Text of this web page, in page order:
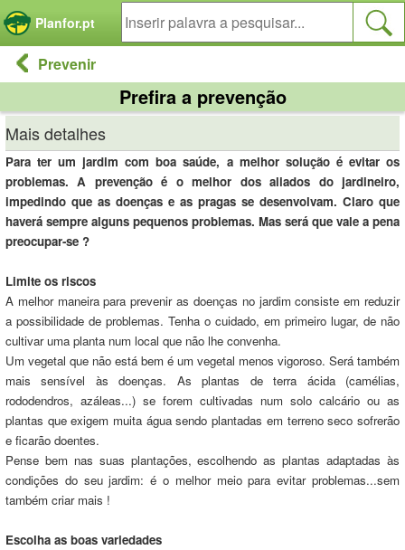
Planfor.pt
Prevenir
Prefira a prevenção
Mais detalhes
Para ter um jardim com boa saúde, a melhor solução é evitar os
problemas. A prevenção é o melhor dos aliados do jardineiro,
impedindo que as doenças e as pragas se desenvolvam. Claro que
haverá sempre alguns pequenos problemas. Mas será que vale a pena
preocupar-se ?
Limite os riscos
A melhor maneira para prevenir as doenças no jardim consiste em reduzir
a possibilidade de problemas. Tenha o cuidado, em primeiro lugar, de não
cultivar uma planta num local que não lhe convenha.
Um vegetal que não está bem é um vegetal menos vigoroso. Será também
mais sensível às doenças. As plantas de terra ácida (camélias,
rododendros, azáleas...) se forem cultivadas num solo calcário ou as
plantas que exigem muita água sendo plantadas em terreno seco sofrerão
e ficarão doentes.
Pense bem nas suas plantações, escolhendo as plantas adaptadas às
condições do seu jardim: é o melhor meio para evitar problemas...sem
também criar mais !
Escolha as boas variedades
Painel de Gerenciamento de Cookies